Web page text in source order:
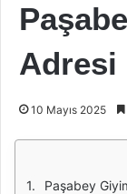
Adresi
10 Mayıs 2025
Paşabey